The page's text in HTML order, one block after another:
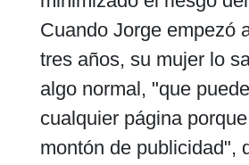
Cuando Jorge empezó
tres años, su mujer lo
algo normal, "que
cualquier página
montón de publicidad",